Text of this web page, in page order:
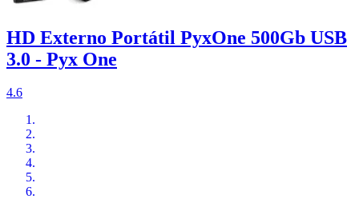
HD Externo Portátil PyxOne 500Gb USB
3.0 - Pyx One
4.6